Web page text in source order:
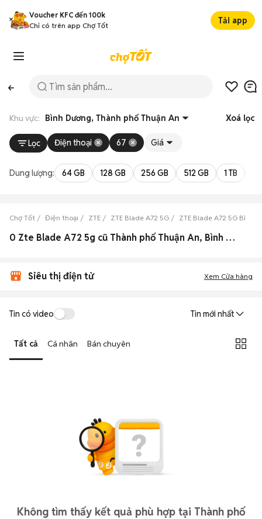
Voucher KFC đến 100k
Chỉ có trên app Chợ Tốt
Tải app
Khu vực: Bình Dương, Thành phố Thuận An Xoá lọc
Lọc Điện thoại 67 Giá
Dung lượng: 64 GB 128 GB 256 GB 512 GB 1 TB
Chợ Tốt Điện thoại ZTE ZTE Blade A72 5G ZTE Blade A72 5G Bình
0 Zte Blade A72 5g cũ Thành phố Thuận An, Bình Dương đẹp
Siêu thị điện tử Xem Cửa hàng
Tin có video Tin mới nhất
Tất cả Cá nhân Bán chuyên
Không tìm thấy kết quả phù hợp tại Thành phố